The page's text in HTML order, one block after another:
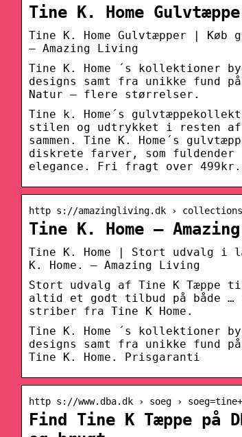
Tine K. Home
Tine K. Home Gulvtæpper | Køb
– Amazing Living
Tine K. Home ´s kollektioner
designs samt fra unikke fund på
Natur – flere størrelser.
Tine k. Home´s
stilen og udtrykket i resten
sammen. Tine K. Home´s
diskrete farver, som fuldender
elegance. Fri fragt over
http s://amazingliving.dk ›
Tine K. Home –
Tine K. Home | Stort udvalg i
K. Home. – Amazing Living
Stort udvalg af Tine K Tæppe
altid et godt tilbud på både …
striber fra Tine K Home.
Tine K. Home ´s kollektioner
designs samt fra unikke fund
Tine K. Home. Prisgaranti
http s://www.dba.dk › soeg ›
Find Tine K Tæppe på